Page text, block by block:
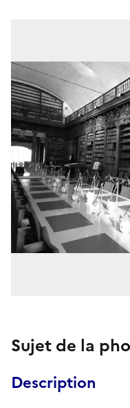
Sujet de la
Description